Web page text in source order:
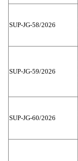
SUP-JG-58/2026
SUP-JG-59/2026
SUP-JG-60/2026